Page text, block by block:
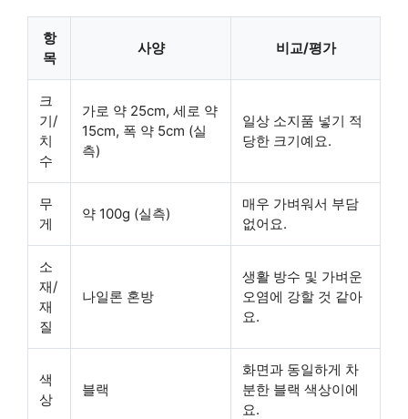
항
목
사양 비교/평가
크
기/
치
수
가로 약 25cm, 세로 약
15cm, 폭 약 5cm (실
측)
일상 소지품 넣기 적
당한 크기예요.
무
게
약 100g (실측)
매우 가벼워서 부담
없어요.
소
재/
재
질
나일론 혼방
생활 방수 및 가벼운
오염에 강할 것 같아
요.
색
상
블랙
화면과 동일하게 차
분한 블랙 색상이에
요.